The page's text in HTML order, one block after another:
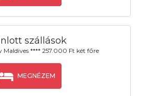
szállások
Maldives **** 257.000 Ft két főre
MEGNÉZEM